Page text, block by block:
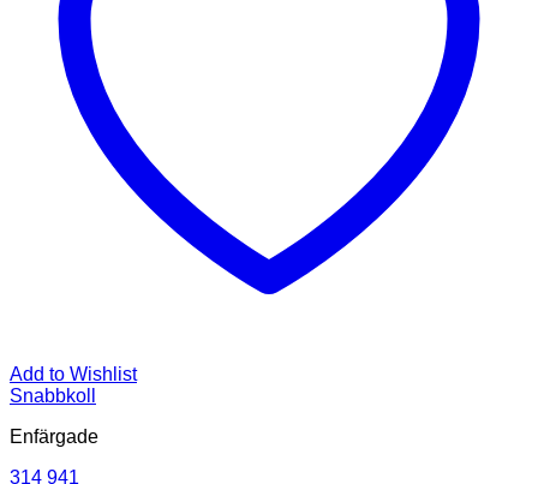
Add to Wishlist
Snabbkoll
Enfärgade
314 941